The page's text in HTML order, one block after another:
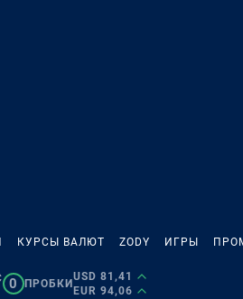
КУРСЫ ВАЛЮТ ZODY ИГРЫ
0 ПРОБКИ
USD 81,41
EUR 94,06